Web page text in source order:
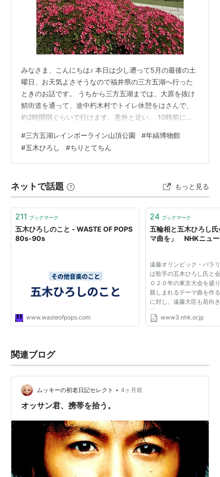
みなさま、こんにちは♪ 本日は少し遡って5月の最後の土
曜日、お天気よさそうなので福井県の三方五湖へ行った
ときのお話です。 うちから三方五湖までは、大原を抜け
鯖街道を通って、途中朽木村でトイレ休憩をはさんで、
約2時間弱ぐらいで行けます。意外と近い。 10時前には
した。 mikatagoko.com このリフトに乗って山頂公園
へ。 （座るところがちょっとつるつるする素材だったの
で、なかなかスリリング、^-^;） ケーブルカーもあるの
いくつかのテラスがあります。 五湖テラス サツキが満開
でした。^-…
#三方五湖レインボーライン山頂公園 #年縞博物館
#五木ひろし #ちりとてちん
ネットで話題 もっと見る
211 ブックマーク
五木ひろしのこと - WASTE OF POPS
80s-90s
www.wasteofpops.com
24 ブックマーク
五輪相と五木ひろし
マ曲を」 NHKニュ
遠藤オリンピック・パラ
は歌手の五木ひろし氏と
０２０年の東京大会を盛
親しまれるテーマ曲を作
に対し、遠藤大臣も前向
示しました。 このなかで
１９６４年の東京大会で
www3.nhk.or.jp
関連ブログ
ムッキーの初老日記セレクト • 4ヶ月前
オッサン君、携帯を拾う。